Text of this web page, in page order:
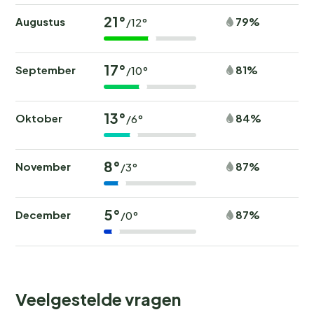
Augustus 21° /12° 79%
September 17° /10° 81%
Oktober 13° /6° 84%
November 8° /3° 87%
December 5° /0° 87%
Veelgestelde vragen